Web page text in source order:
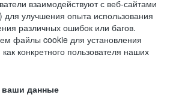
взаимодействуют с веб-сайтами
улучшения опыта использования
различных ошибок или багов.
файлы cookie для установления
конкретного пользователя наших
данные